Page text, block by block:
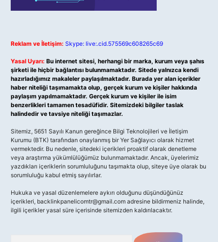
Reklam ve İletişim: Skype: live:.cid.575569c608265c69
Yasal Uyarı: Bu internet sitesi, herhangi bir marka, kurum veya şahıs
şirketi ile hiçbir bağlantısı bulunmamaktadır. Sitede yalnızca kendi
hazırladığımız makaleler paylaşılmaktadır. Burada yer alan içerikler
haber niteliği taşımamakta olup, gerçek kurum ve kişiler hakkında
paylaşım yapılmamaktadır. Gerçek kurum ve kişiler ile isim
benzerlikleri tamamen tesadüfidir. Sitemizdeki bilgiler taslak
halindedir ve tavsiye niteliği taşımazlar.
Sitemiz, 5651 Sayılı Kanun gereğince Bilgi Teknolojileri ve İletişim
Kurumu (BTK) tarafından onaylanmış bir Yer Sağlayıcı olarak hizmet
vermektedir. Bu nedenle, sitedeki içerikleri proaktif olarak denetleme
veya araştırma yükümlülüğümüz bulunmamaktadır. Ancak, üyelerimiz
yazdıkları içeriklerin sorumluluğunu taşımakta olup, siteye üye olarak bu
sorumluluğu kabul etmiş sayılırlar.
Hukuka ve yasal düzenlemelere aykırı olduğunu düşündüğünüz
içerikleri, backlinkpanelicomtr@gmail.com adresine bildirmeniz halinde,
ilgili içerikler yasal süre içerisinde sitemizden kaldırılacaktır.